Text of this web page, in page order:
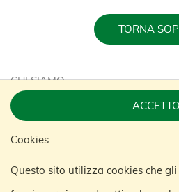
ACCETTO
Cookies
Questo sito utilizza cookies che
TORNA
CHI SIAMO
LAVORA CON NOI
SOSTENIBILITÀ
CONTATTACI